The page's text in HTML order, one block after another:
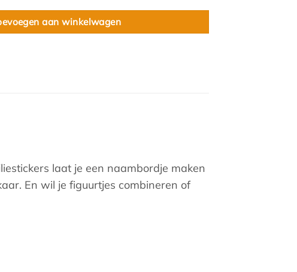
aan winkelwagen
laat je een naambordje maken
En wil je figuurtjes combineren of